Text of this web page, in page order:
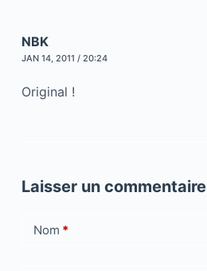
NBK
JAN 14, 2011 / 20:24
Original !
Laisser un commentaire
Nom *